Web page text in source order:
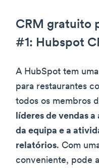
CRM gratuito
#1: Hubspot
A HubSpot tem
para restaurantes
todos os membros
líderes de vendas
da equipa e a
relatórios. Com
conveniente, pode